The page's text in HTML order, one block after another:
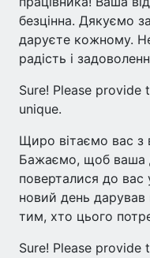
безцінна. Дякуємо
даруєте кожному.
радість і
Sure! Please
unique.
Щиро вітаємо вас
Бажаємо, щоб ваша
поверталися до вас
новий день дарував
тим, хто цього
Sure! Please